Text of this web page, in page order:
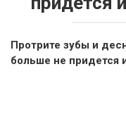
Протрите зубы и
больше не придется